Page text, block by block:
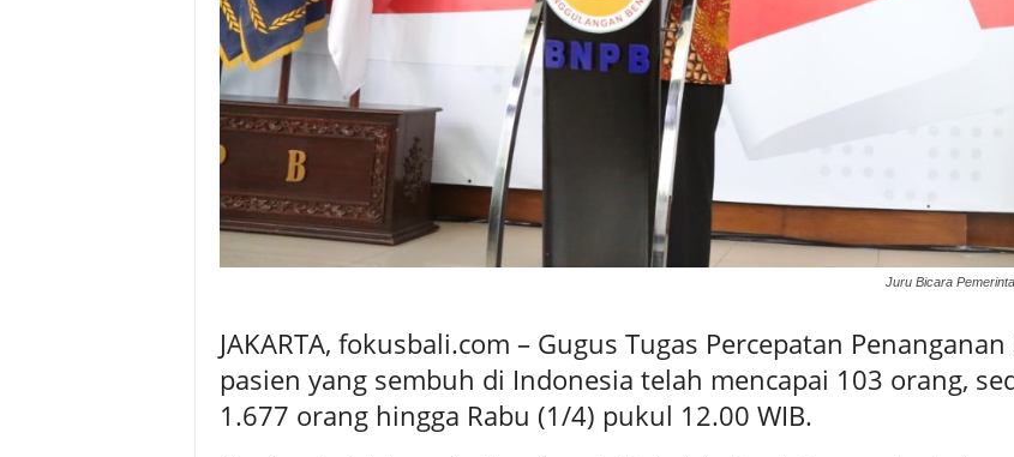
Juru Bicara
JAKARTA, fokusbali.com – Gugus Tugas Percepatan
pasien yang sembuh di Indonesia telah mencapai 103 orang,
1.677 orang hingga Rabu (1/4) pukul 12.00 WIB.